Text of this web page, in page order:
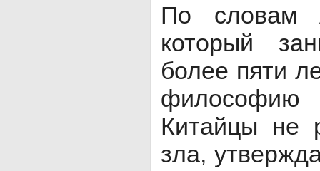
По словам
который
более пяти
Китайцы не
зла,